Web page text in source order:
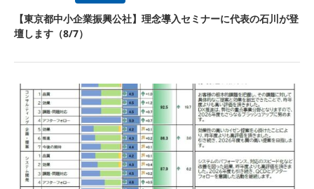
【東京都中小企業振興公社】理念導入セミナーに代表の石川が登
壇します（8/7）